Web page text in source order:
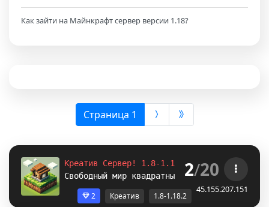
Как зайти на Майнкрафт сервер версии 1.18?
Страница 1 (выбрана)
Креатив Сервер! 1.8-1.12.2-1.16.5-
1.18.2
Свободный мир квадратных построек. /p auto
2/20
45.155.207.151
2 Креатив 1.8-1.18.2